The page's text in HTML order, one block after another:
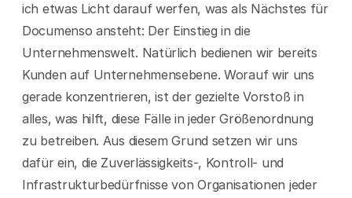
ich etwas Licht darauf werfen, was als Nächstes für
Documenso ansteht: Der Einstieg in die
Unternehmenswelt. Natürlich bedienen wir bereits
Kunden auf Unternehmensebene. Worauf wir uns
gerade konzentrieren, ist der gezielte Vorstoß in
alles, was hilft, diese Fälle in jeder Größenordnung
zu betreiben. Aus diesem Grund setzen wir uns
dafür ein, die Zuverlässigkeits-, Kontroll- und
Infrastrukturbedürfnisse von Organisationen jeder